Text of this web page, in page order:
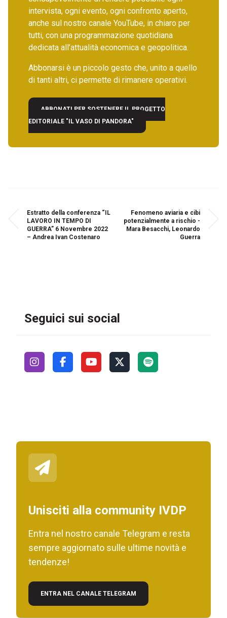
intervista, ogni evento, ogni confronto aperto,
anche sul nostro canale YouTube, in chiaro per
tutti, con una programmazione quotidiana
dedicata all’attualità economica e geopolitica.
Abbonarsi è un piccolo gesto che, unito a quello
di tanti altri, ci permette di rimanere operativi.
ABBONATI PER SOSTENERE IL PROGETTO
EDITORIALE "IL VASO DI PANDORA"
Estratto della conferenza “IL
LAVORO IN TEMPO DI
GUERRA” 6 Novembre 2022
– Andrea Ivan Costenaro
Fenomeno aviaria e cibi
potenzialmente a rischio -
Mara Besacchi, Leonardo
Guerra
Seguici sui social
Unisciti alla community IVDP
Entra nel nostro canale Telegram e resta
sempre aggiornato sulle ultime novità e
tendenze!
ENTRA NEL CANALE TELEGRAM